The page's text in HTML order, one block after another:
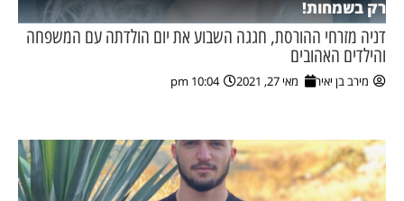
רק בשמחות!
דניה מזרחי ההורסת, חגגה השבוע את יום הולדתה עם המשפחה
והילדים האהובים
מירב בן יאיר מאי 27, 2021 10:04 pm